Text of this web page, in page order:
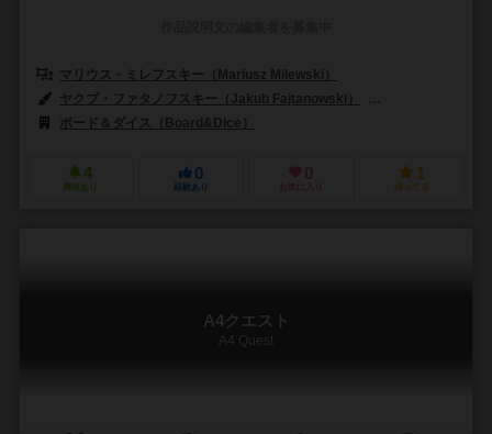
マリウス・ミレフスキー（Mariusz Milewski）
ヤクブ・ファタノフスキー（Jakub Fajtanowski）
ボード＆ダイス（Board&Dice）
4
興味あり
0
経験あり
0
お気に入り
1
持ってる
A4クエスト
A4 Quest